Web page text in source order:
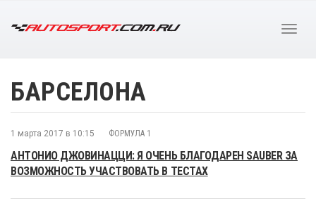
БАРСЕЛОНА
1 марта 2017 в 10:15 ФОРМУЛА 1
АНТОНИО ДЖОВИНАЦЦИ: Я ОЧЕНЬ БЛАГОДАРЕН SAUBER ЗА
ВОЗМОЖНОСТЬ УЧАСТВОВАТЬ В ТЕСТАХ